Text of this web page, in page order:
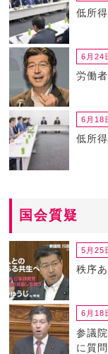
低所
6月24
労働
6月18
低所
国会質疑
5月25
秩序
6月18
参議
に質問